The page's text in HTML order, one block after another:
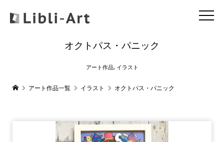
オクトパス・パニック
アート作品, イラスト
アート作品一覧 イラスト オクトパス・パニック